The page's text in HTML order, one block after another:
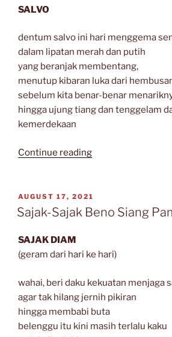
SALVO
dentum salvo ini hari menggema
dalam lipatan merah dan putih
yang beranjak membentang,
menutup kibaran luka dari
sebelum kita benar-benar
hingga ujung tiang dan tenggelam
kemerdekaan
Continue reading“Sajak-
SA”
POSTED
ON
AUGUST 17, 2021
Sajak-Sajak Beno Siang
SAJAK DIAM
(geram dari hari ke hari)
wahai, beri daku kekuatan menjaga
agar tak hilang jernih pikiran
hingga membabi buta
belenggu itu kini masih terlalu kaku